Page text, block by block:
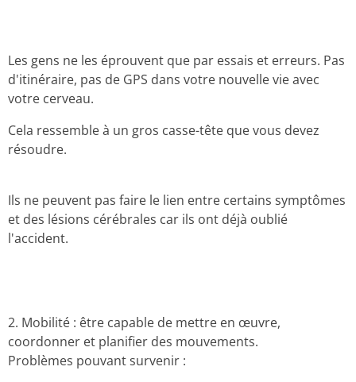
Les gens ne les éprouvent que par essais et erreurs. Pas
d'itinéraire, pas de GPS dans votre nouvelle vie avec
votre cerveau.
Cela ressemble à un gros casse-tête que vous devez
résoudre.
Ils ne peuvent pas faire le lien entre certains symptômes
et des lésions cérébrales car ils ont déjà oublié
l'accident.
2. Mobilité : être capable de mettre en œuvre,
coordonner et planifier des mouvements.
Problèmes pouvant survenir :